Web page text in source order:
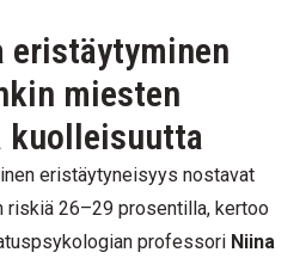
eristäytyminen
miesten
kuolleisuutta
eristäytyneisyys nostavat
riskiä 26–29 prosentilla, kertoo
professori Niina